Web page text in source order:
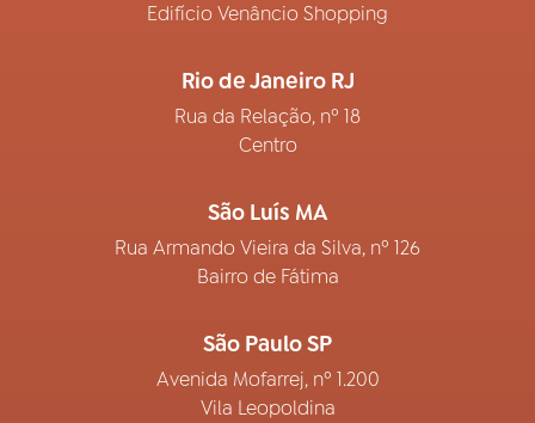
Edifício Venâncio Shopping
Rio de Janeiro RJ
Rua da Relação, nº 18
Centro
São Luís MA
Rua Armando Vieira da Silva, nº 126
Bairro de Fátima
São Paulo SP
Avenida Mofarrej, nº 1.200
Vila Leopoldina